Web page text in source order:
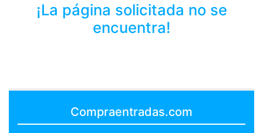
¡La página solicitada no se
encuentra!
Compraentradas.com